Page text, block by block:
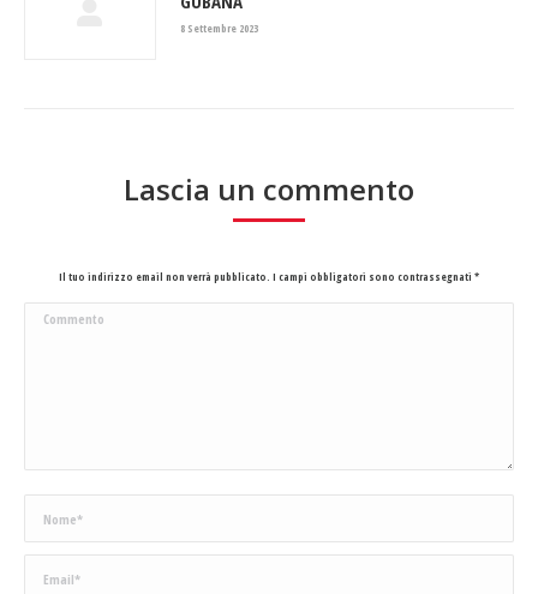
8 Settembre 2023
Lascia un commento
Il tuo indirizzo email non verrà pubblicato. I campi obbligatori sono contrassegnati *
Commento
Nome *
Email *